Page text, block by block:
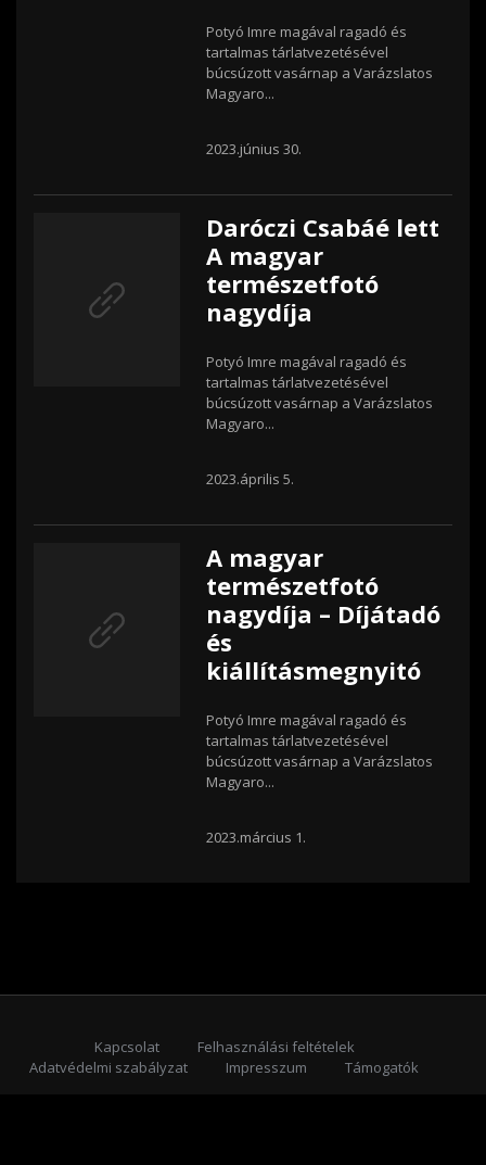
Potyó Imre magával ragadó és
tartalmas tárlatvezetésével
búcsúzott vasárnap a Varázslatos
Magyaro...
2023.június 30.
Daróczi Csabáé lett
A magyar
természetfotó
nagydíja
Potyó Imre magával ragadó és
tartalmas tárlatvezetésével
búcsúzott vasárnap a Varázslatos
Magyaro...
2023.április 5.
A magyar
természetfotó
nagydíja – Díjátadó
és
kiállításmegnyitó
Potyó Imre magával ragadó és
tartalmas tárlatvezetésével
búcsúzott vasárnap a Varázslatos
Magyaro...
2023.március 1.
Kapcsolat
Felhasználási feltételek
Adatvédelmi szabályzat
Impresszum
Támogatók